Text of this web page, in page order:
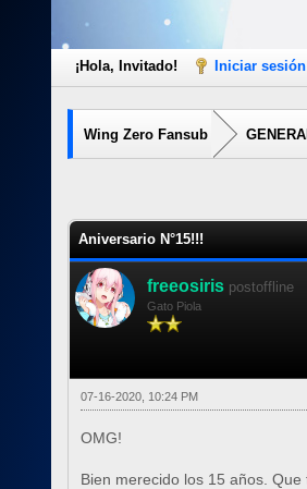
¡Hola, Invitado! Iniciar sesión
Wing Zero Fansub
Aniversario N°15!!!
freeosiris postoffline
Gato Piola
07-16-2020, 10:24 PM
OMG!
Bien merecido los 15 años.